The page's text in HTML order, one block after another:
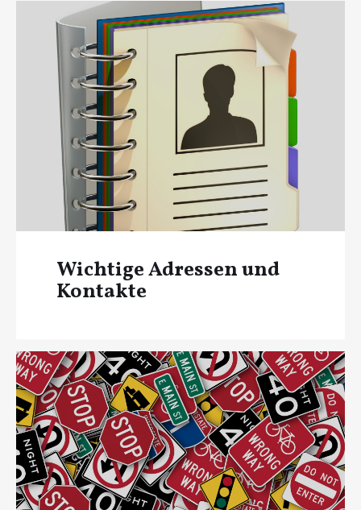
Wichtige Adressen und
Kontakte